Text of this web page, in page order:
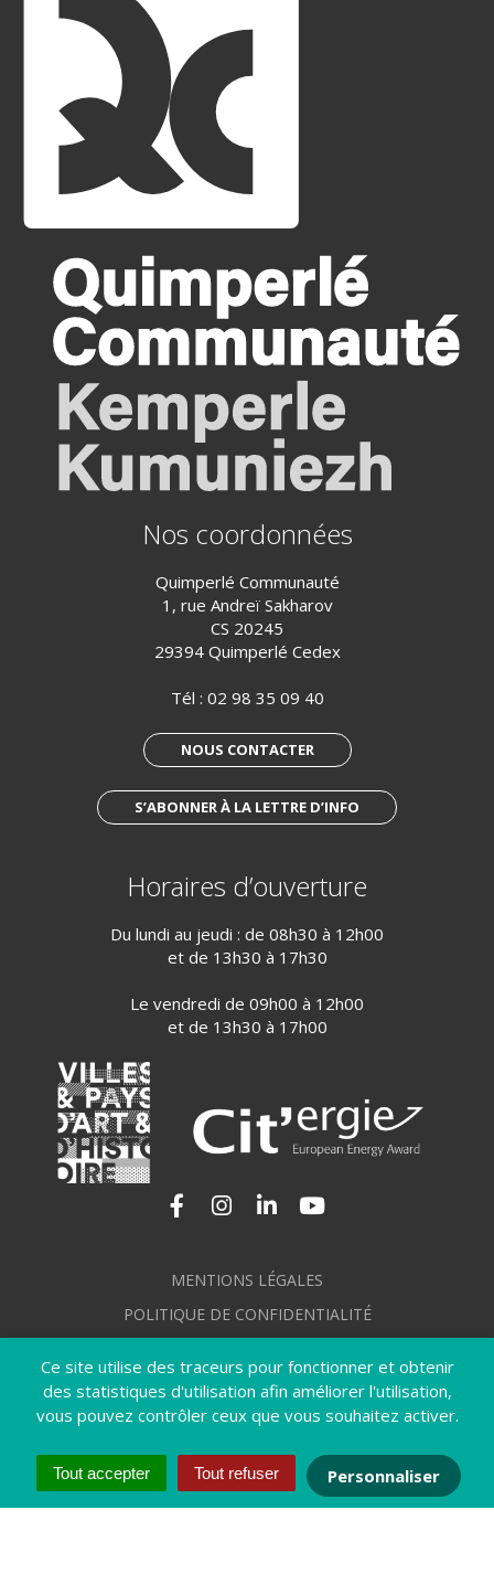
Ce site utilise des traceurs pour fonctionner et obtenir
des statistiques d'utilisation afin améliorer l'utilisation,
vous pouvez contrôler ceux que vous souhaitez activer.
Tout accepter Tout refuser Personnaliser
Nos coordonnées
Quimperlé Communauté
1, rue Andreï Sakharov
CS 20245
29394 Quimperlé Cedex
Tél : 02 98 35 09 40
NOUS CONTACTER
S’ABONNER À LA LETTRE D’INFO
Horaires d’ouverture
Du lundi au jeudi : de 08h30 à 12h00
et de 13h30 à 17h30
Le vendredi de 09h00 à 12h00
et de 13h30 à 17h00
Lien vers le compte Facebook
Lien vers le compte Instagram
Lien vers le compte
MENTIONS LÉGALES
POLITIQUE DE CONFIDENTIALITÉ
PLAN DU SITE
CRÉDITS
ACCESSIBILITÉ : NON CONFORME